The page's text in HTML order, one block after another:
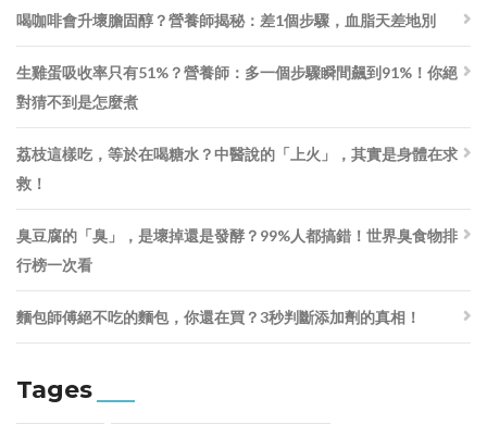
喝咖啡會升壞膽固醇？營養師揭秘：差1個步驟，血脂天差地別
生雞蛋吸收率只有51%？營養師：多一個步驟瞬間飆到91%！你絕
對猜不到是怎麼煮
荔枝這樣吃，等於在喝糖水？中醫說的「上火」，其實是身體在求
救！
臭豆腐的「臭」，是壞掉還是發酵？99%人都搞錯！世界臭食物排
行榜一次看
麵包師傅絕不吃的麵包，你還在買？3秒判斷添加劑的真相！
Tages